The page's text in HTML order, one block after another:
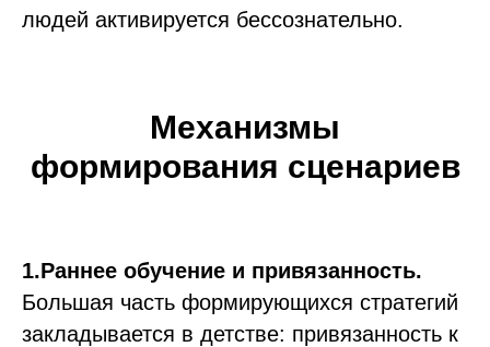
людей активируется бессознательно.
Механизмы
формирования сценариев
1.Раннее обучение и привязанность.
Большая часть формирующихся стратегий
закладывается в детстве: привязанность к